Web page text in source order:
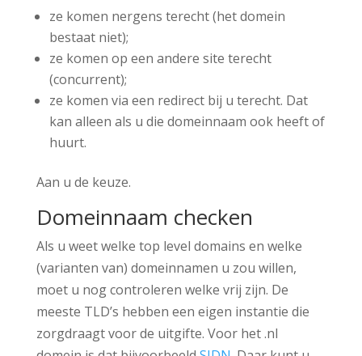
ze komen nergens terecht (het domein
bestaat niet);
ze komen op een andere site terecht
(concurrent);
ze komen via een redirect bij u terecht. Dat
kan alleen als u die domeinnaam ook heeft of
huurt.
Aan u de keuze.
Domeinnaam checken
Als u weet welke top level domains en welke
(varianten van) domeinnamen u zou willen,
moet u nog controleren welke vrij zijn. De
meeste TLD’s hebben een eigen instantie die
zorgdraagt voor de uitgifte. Voor het .nl